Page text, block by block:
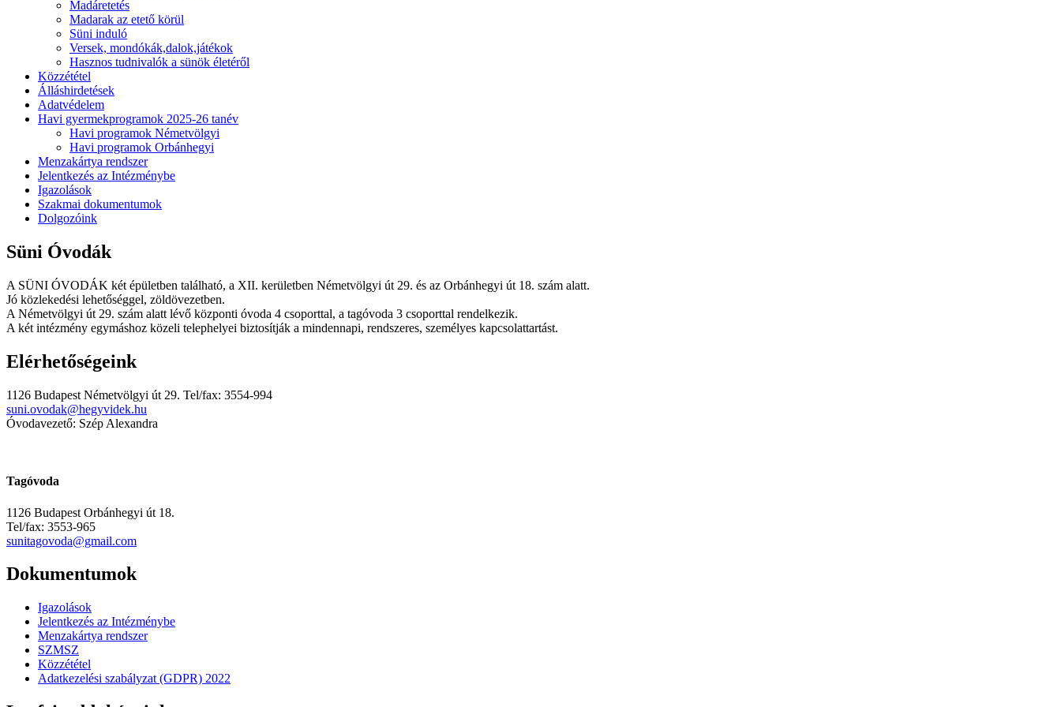
Madáretetés
Madarak az etető körül
Süni induló
Versek, mondókák,dalok,játékok
Hasznos tudnivalók a sünök életéről
Közzététel
Álláshirdetések
Adatvédelem
Havi gyermekprogramok 2025-26 tanév
Havi programok Németvölgyi
Havi programok Orbánhegyi
Menzakártya rendszer
Jelentkezés az Intézménybe
Igazolások
Szakmai dokumentumok
Dolgozóink
Süni Óvodák
A SÜNI ÓVODÁK két épületben található, a XII. kerületben Németvölgyi út 29. és az Orbánhegyi út 18. szám alatt.
Jó közlekedési lehetőséggel, zöldövezetben.
A Németvölgyi út 29. szám alatt lévő központi óvoda 4 csoporttal, a tagóvoda 3 csoporttal rendelkezik.
A két intézmény egymáshoz közeli telephelyei biztosítják a mindennapi, rendszeres, személyes kapcsolattartást.
Elérhetőségeink
1126 Budapest Németvölgyi út 29. Tel/fax: 3554-994
suni.ovodak@hegyvidek.hu
Óvodavezető: Szép Alexandra
Tagóvoda
1126 Budapest Orbánhegyi út 18.
Tel/fax: 3553-965
sunitagovoda@gmail.com
Dokumentumok
Igazolások
Jelentkezés az Intézménybe
Menzakártya rendszer
SZMSZ
Közzététel
Adatkezelési szabályzat (GDPR) 2022